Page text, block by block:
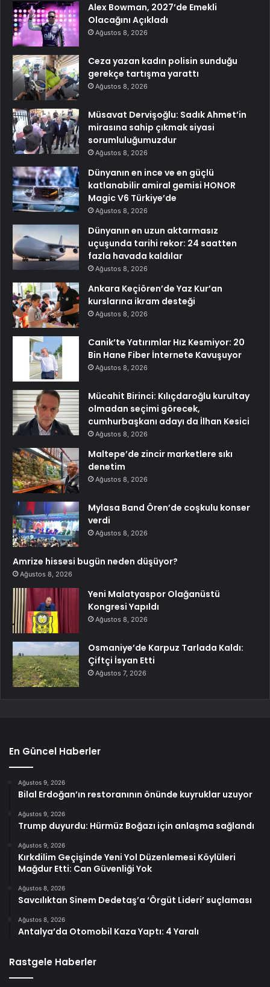
Alex Bowman, 2027’de Emekli
Olacağını Açıkladı
Ağustos 8, 2026
Ceza yazan kadın polisin sunduğu
gerekçe tartışma yarattı
Ağustos 8, 2026
Müsavat Dervişoğlu: Sadık Ahmet’in
mirasına sahip çıkmak siyasi
sorumluluğumuzdur
Ağustos 8, 2026
Dünyanın en ince ve en güçlü
katlanabilir amiral gemisi HONOR
Magic V6 Türkiye’de
Ağustos 8, 2026
Dünyanın en uzun aktarmasız
uçuşunda tarihi rekor: 24 saatten
fazla havada kaldılar
Ağustos 8, 2026
Ankara Keçiören’de Yaz Kur’an
kurslarına ikram desteği
Ağustos 8, 2026
Canik’te Yatırımlar Hız Kesmiyor: 20
Bin Hane Fiber İnternete Kavuşuyor
Ağustos 8, 2026
Mücahit Birinci: Kılıçdaroğlu kurultay
olmadan seçimi görecek,
cumhurbaşkanı adayı da İlhan Kesici
Ağustos 8, 2026
Maltepe’de zincir marketlere sıkı
denetim
Ağustos 8, 2026
Mylasa Band Ören’de coşkulu konser
verdi
Ağustos 8, 2026
Amrize hissesi bugün neden düşüyor?
Ağustos 8, 2026
Yeni Malatyaspor Olağanüstü
Kongresi Yapıldı
Ağustos 8, 2026
Osmaniye’de Karpuz Tarlada Kaldı:
Çiftçi İsyan Etti
Ağustos 7, 2026
En Güncel Haberler
Ağustos 9, 2026
Bilal Erdoğan’ın restoranının önünde kuyruklar uzuyor
Ağustos 9, 2026
Trump duyurdu: Hürmüz Boğazı için anlaşma sağlandı
Ağustos 9, 2026
Kırkdilim Geçişinde Yeni Yol Düzenlemesi Köylüleri
Mağdur Etti: Can Güvenliği Yok
Ağustos 8, 2026
Savcılıktan Sinem Dedetaş’a ‘Örgüt Lideri’ suçlaması
Ağustos 8, 2026
Antalya’da Otomobil Kaza Yaptı: 4 Yaralı
Rastgele Haberler